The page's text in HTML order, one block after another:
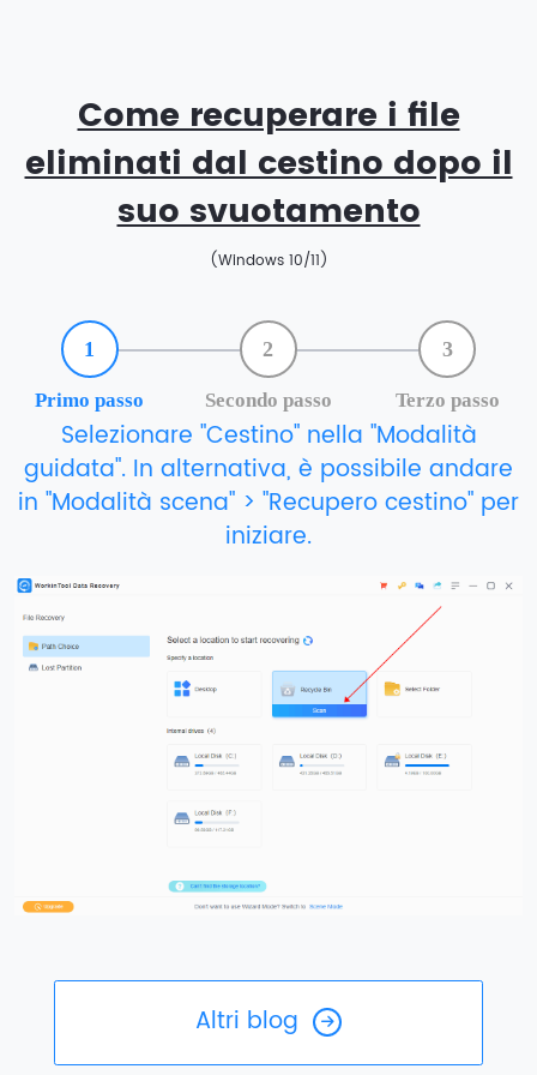
Come recuperare i file
eliminati dal cestino dopo il
suo svuotamento
(Windows 10/11)
1
Primo passo
2
Secondo passo
3
Terzo passo
Selezionare "Cestino" nella "Modalità
guidata". In alternativa, è possibile andare
in "Modalità scena" > "Recupero cestino" per
iniziare.
Altri blog